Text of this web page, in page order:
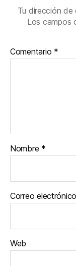
Tu dirección
Los campos
Comentario *
Nombre *
Correo electrónico
Web